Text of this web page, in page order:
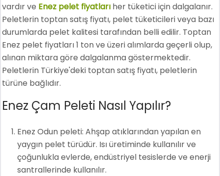
vardır ve Enez pelet fiyatları her tüketici için dalgalanır.
Peletlerin toptan satış fiyatı, pelet tüketicileri veya bazı
durumlarda pelet kalitesi tarafından belli edilir. Toptan
Enez pelet fiyatları 1 ton ve üzeri alımlarda geçerli olup,
alınan miktara göre dalgalanma göstermektedir.
Peletlerin Türkiye'deki toptan satış fiyatı, peletlerin
türüne bağlıdır.
Enez Çam Peleti Nasıl Yapılır?
Enez Odun peleti: Ahşap atıklarından yapılan en
yaygın pelet türüdür. Isı üretiminde kullanılır ve
çoğunlukla evlerde, endüstriyel tesislerde ve enerji
santrallerinde kullanılır.